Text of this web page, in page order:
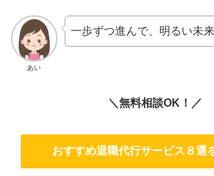
あい
一歩ずつ進んで、明るい未
＼無料相談OK！／
おすすめ退職代行サービス８選